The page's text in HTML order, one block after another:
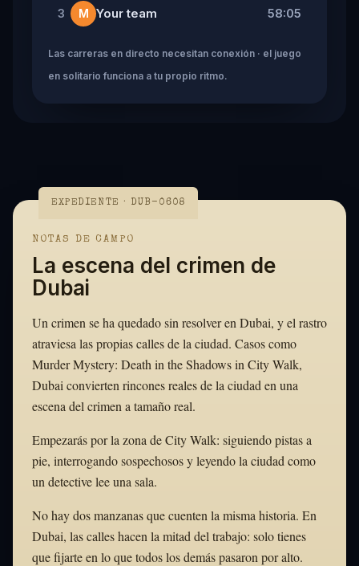
3 M Your team 58:05
Las carreras en directo necesitan conexión · el juego
en solitario funciona a tu propio ritmo.
EXPEDIENTE · DUB-0608
NOTAS DE CAMPO
La escena del crimen de
Dubai
Un crimen se ha quedado sin resolver en Dubai, y el rastro
atraviesa las propias calles de la ciudad. Casos como
Murder Mystery: Death in the Shadows in City Walk,
Dubai convierten rincones reales de la ciudad en una
escena del crimen a tamaño real.
Empezarás por la zona de City Walk: siguiendo pistas a
pie, interrogando sospechosos y leyendo la ciudad como
un detective lee una sala.
No hay dos manzanas que cuenten la misma historia. En
Dubai, las calles hacen la mitad del trabajo: solo tienes
que fijarte en lo que todos los demás pasaron por alto.